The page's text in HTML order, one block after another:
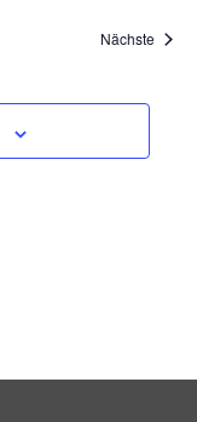
Nächste